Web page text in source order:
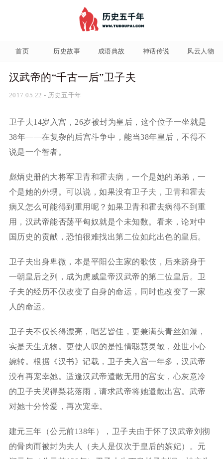
首页 历史故事 成语典故 神话传说 风云人物
汉武帝的“千古一后”卫子夫
2017.05.22 - 历史五千年
卫子夫14岁入宫，26岁被封为皇后，这个位子一坐就是
38年——在复杂的后宫斗争中，能当38年皇后，不得不
说是一个智者。
彪炳史册的大将军卫青和霍去病，一个是她的弟弟，一
个是她的外甥。可以说，如果没有卫子夫，卫青和霍去
病又怎么可能得到重用呢？如果卫青和霍去病得不到重
用，汉武帝能否荡平匈奴就是个未知数。看来，论对中
国历史的贡献，恐怕很难找出第二位如此出色的皇后。
卫子夫出身卑微，本是平阳公主家的歌伎，后来跻身于
一朝皇后之列，成为虎威皇帝汉武帝的第二位皇后。卫
子夫的经历不仅改变了自身的命运，同时也改变了一家
人的命运。
卫子夫不仅长得漂亮，唱艺皆佳，更兼满头青丝如瀑，
实是天生尤物。更使人叹的是性情聪慧灵敏，处世小心
婉转。根据《汉书》记载，卫子夫入宫一年多，汉武帝
没有再宠幸她。适逢汉武帝遣散无用的宫女，心灰意冷
的卫子夫哭得梨花落雨，请求武帝将她遣散出宫。武帝
对她十分怜爱，再次宠幸。
建元三年（公元前138年），卫子夫由于怀了汉武帝刘彻
的骨肉而被封为夫人（夫人是仅次于皇后的嫔妃）。元